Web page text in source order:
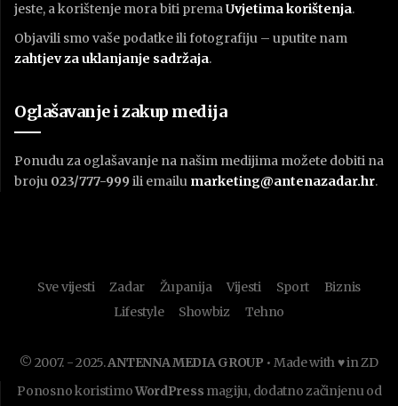
jeste, a korištenje mora biti premaUvjetima korištenja.
Objavili smo vaše podatke ili fotografiju – uputite nam
zahtjev za uklanjanje sadržaja.
Oglašavanje i zakup medija
Ponudu za oglašavanje na našim medijima možete dobiti na
broju 023/777-999 ili emailu marketing@antenazadar.hr.
Sve vijesti Zadar Županija Vijesti Sport
Biznis
Lifestyle
Showbiz Tehno
© 2007. - 2025.ANTENNA MEDIA GROUP • Made with ♥ in ZD
Ponosno koristimoWordPress magiju, dodatno začinjenu od